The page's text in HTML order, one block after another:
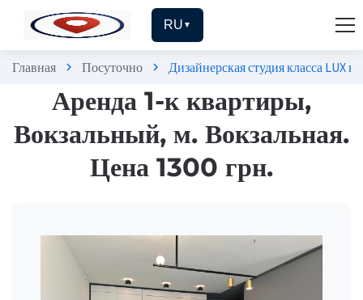
RU ▼
Главная chevron_right Посуточно chevron_right Дизайнерская студия класса LUX
Аренда 1-к квартиры,
Вокзальный, м. Вокзальная.
Цена 1300 грн.